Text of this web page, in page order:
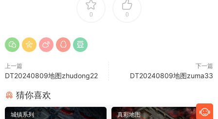
0 0
上一篇
DT20240809地图zhudong22
下一篇
DT20240809地图zuma33
猜你喜欢
城镇系列 真彩地图